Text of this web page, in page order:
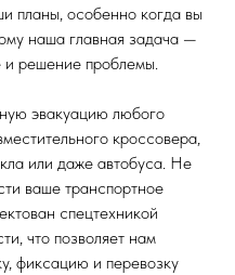
планы, особенно когда вы
наша главная задача —
решение проблемы.
эвакуацию любого
кроссовера,
или даже автобуса. Не
ваше транспортное
спецтехникой
что позволяет нам
фиксацию и перевозку